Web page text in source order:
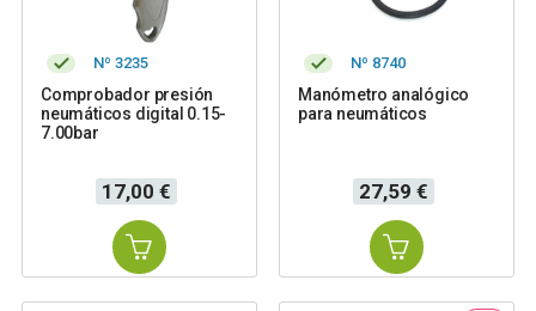
Nº 3235
Comprobador presión
neumáticos digital 0.15-
7.00bar
Precio
17,00 €
Nº 8740
Manómetro analógico
para neumáticos
Precio
27,59 €